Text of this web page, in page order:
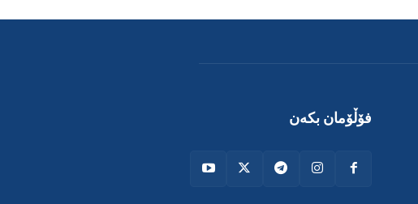
فۆڵۆمان بکەن